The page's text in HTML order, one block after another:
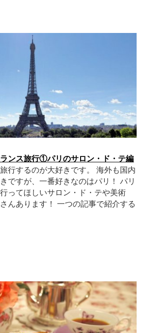
ンス旅行①パリのサロン・ド・テ編
行するのが大好きです。 海外も国内
ですが、一番好きなのはパリ！ パリ
ってほしいサロン・ド・テや美術
んあります！ 一つの記事で紹介する